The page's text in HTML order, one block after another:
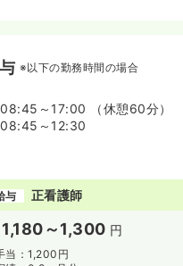
※以下の勤務時間の場合
08:45～17:00 （休憩60分）
08:45～12:30
与 正看護師
1,180～1,300 円
当：1,200円